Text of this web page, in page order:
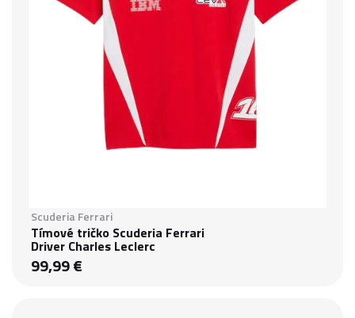
Scuderia Ferrari
Tímové tričko Scuderia Ferrari
Driver Charles Leclerc
99,99 €